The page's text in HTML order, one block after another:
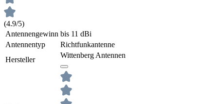
(4.9/5)
Antennengewinn bis 11 dBi
Antennentyp
Richtfunkantenne
Hersteller
Wittenberg Antennen